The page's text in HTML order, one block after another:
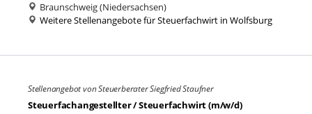
Braunschweig (Niedersachsen)
Weitere Stellenangebote für Steuerfachwirt in Wolfsburg
Stellenangebot von Steuerberater Siegfried Staufner
Steuerfachangestellter / Steuerfachwirt (m/w/d)